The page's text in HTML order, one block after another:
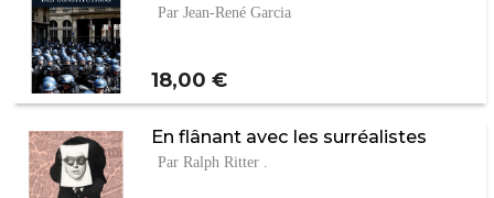
Par Jean-René Garcia
Prix
18,00 €
En flânant avec les surréalistes
Par Ralph Ritter .